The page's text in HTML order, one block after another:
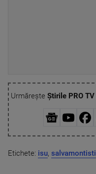
Urmărește Știrile PRO TV
Etichete: isu, salvamontisti